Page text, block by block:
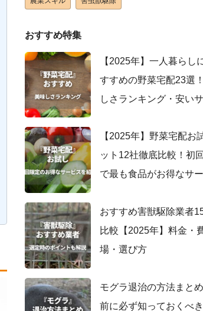
おすすめ特集
【2025年】一人暮らし
すすめの野菜宅配23選
しさランキング・安い
【2025年】野菜宅配お
ット12社徹底比較！初
で最も食品がお得なサ
おすすめ害獣駆除業者
比較【2025年】料金・
場・選び方
モグラ退治の方法まと
前に必ず知っておくべ